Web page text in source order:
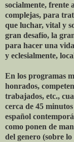
socialmente, frente
complejas, para
que luchar, vital y
gran desafío, la
para hacer una
y eclesialmente,
En los programas
honrados,
trabajados, etc.,
cerca de 45
español
como ponen de
del genero (sobre